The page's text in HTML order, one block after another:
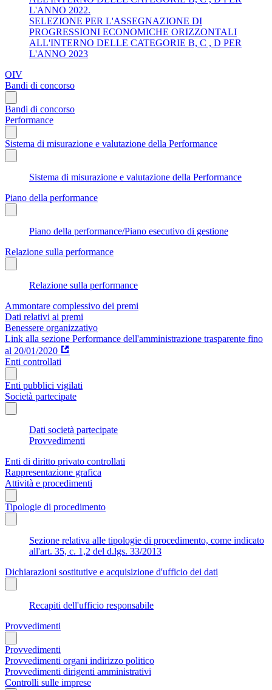
L'ANNO 2022.
SELEZIONE PER L'ASSEGNAZIONE DI
PROGRESSIONI ECONOMICHE ORIZZONTALI
ALL'INTERNO DELLE CATEGORIE B, C , D PER
L'ANNO 2023
OIV
Bandi di concorso
Bandi di concorso
Performance
Sistema di misurazione e valutazione della Performance
Sistema di misurazione e valutazione della Performance
Piano della performance
Piano della performance/Piano esecutivo di gestione
Relazione sulla performance
Relazione sulla performance
Ammontare complessivo dei premi
Dati relativi ai premi
Benessere organizzativo
Link alla sezione Performance dell'amministrazione trasparente fino
al 20/01/2020
Enti controllati
Enti pubblici vigilati
Società partecipate
Dati società partecipate
Provvedimenti
Enti di diritto privato controllati
Rappresentazione grafica
Attività e procedimenti
Tipologie di procedimento
Sezione relativa alle tipologie di procedimento, come indicato
all'art. 35, c. 1,2 del d.lgs. 33/2013
Dichiarazioni sostitutive e acquisizione d'ufficio dei dati
Recapiti dell'ufficio responsabile
Provvedimenti
Provvedimenti
Provvedimenti organi indirizzo politico
Provvedimenti dirigenti amministrativi
Controlli sulle imprese